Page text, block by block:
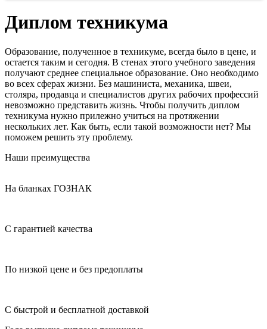
Диплом техникума
Образование, полученное в техникуме, всегда было в цене, и
остается таким и сегодня. В стенах этого учебного заведения
получают среднее специальное образование. Оно необходимо
во всех сферах жизни. Без машиниста, механика, швеи,
столяра, продавца и специалистов других рабочих профессий
невозможно представить жизнь. Чтобы получить диплом
техникума нужно прилежно учиться на протяжении
нескольких лет. Как быть, если такой возможности нет? Мы
поможем решить эту проблему.
Наши преимущества
На бланках ГОЗНАК
С гарантией качества
По низкой цене и без предоплаты
С быстрой и бесплатной доставкой